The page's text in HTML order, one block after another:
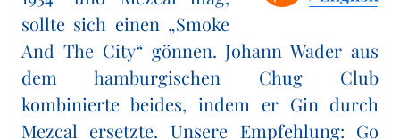
sollte sich einen „Smoke
And The City“ gönnen. Johann Wader aus
dem hamburgischen Chug Club
kombinierte beides, indem er Gin durch
Mezcal ersetzte. Unsere Empfehlung: Go